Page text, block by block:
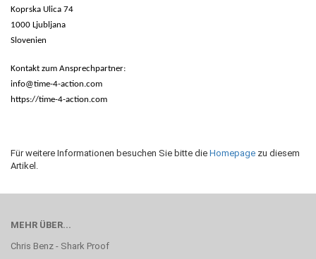
Koprska Ulica 74
1000 Ljubljana
Slovenien
Kontakt zum Ansprechpartner:
info@time-4-action.com
https://time-4-action.com
Für weitere Informationen besuchen Sie bitte die Homepage zu diesem
Artikel.
MEHR ÜBER...
Chris Benz - Shark Proof